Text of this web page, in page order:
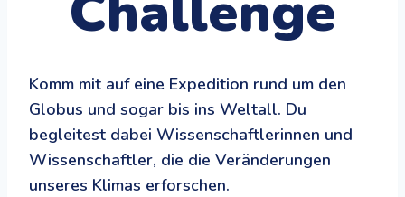
Komm mit auf eine Expedition rund um den
Globus und sogar bis ins Weltall. Du
begleitest dabei Wissenschaftlerinnen und
Wissenschaftler, die die Veränderungen
unseres Klimas erforschen.